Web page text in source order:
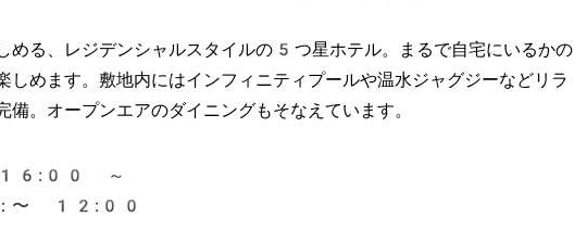
める、レジデンシャルスタイルの5つ星ホテル。まるで自宅にいるかの
しめます。敷地内にはインフィニティプールや温水ジャグジーなどリラ
16:00 ～
〜 12:00